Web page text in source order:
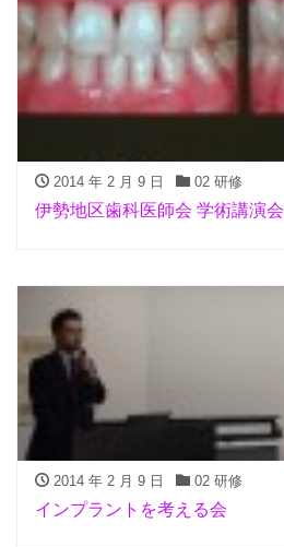
2014 年 2 月 9 日 02 研修
伊勢地区歯科医師会 学術講演会
2014 年 2 月 9 日 02 研修
インプラントを考える会